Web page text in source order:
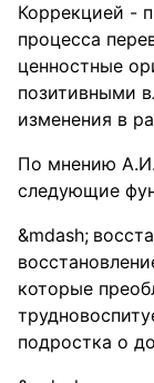
Коррекцией -
процесса
ценностные
позитивными
изменения в
По мнению
следующие
которые
подростка о